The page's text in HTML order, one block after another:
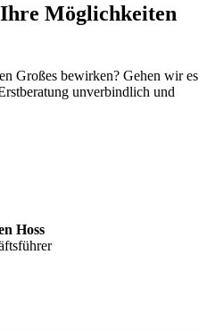
Ihre Möglichkeiten
Großes bewirken? Gehen wir es
unverbindlich und
Hoss